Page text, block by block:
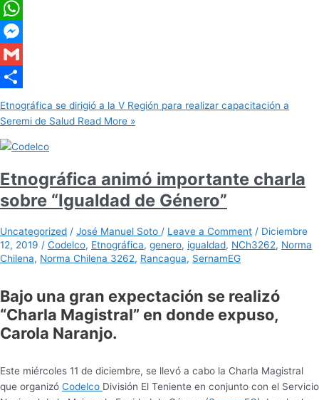
Twitter
WhatsApp
Messenger
Gmail
Share
Etnográfica se dirigió a la V Región para realizar capacitación a
Seremi de Salud Read More »
Etnográfica animó importante charla
sobre “Igualdad de Género”
Uncategorized / José Manuel Soto / Leave a Comment / Diciembre
12, 2019 / Codelco, Etnográfica, genero, igualdad, NCh3262, Norma
Chilena, Norma Chilena 3262, Rancagua, SernamEG
Bajo una gran expectación se realizó
“Charla Magistral” en donde expuso,
Carola Naranjo.
Este miércoles 11 de diciembre, se llevó a cabo la Charla Magistral
que organizó Codelco División El Teniente en conjunto con el Servicio